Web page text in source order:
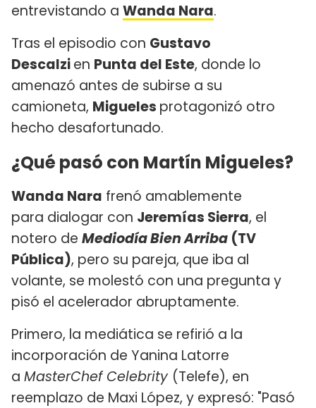
entrevistando a Wanda Nara.
Tras el episodio con Gustavo
Descalzien Punta del Este, donde lo
amenazó antes de subirse a su
camioneta, Migueles protagonizó otro
hecho desafortunado.
¿Qué pasó con Martín Migueles?
Wanda Nara frenó amablemente
para dialogar con Jeremías Sierra, el
notero de Mediodía Bien Arriba (TV
Pública), pero su pareja, que iba al
volante, se molestó con una pregunta y
pisó el acelerador abruptamente.
Primero, la mediática se refirió a la
incorporación de Yanina Latorre
a MasterChef Celebrity (Telefe), en
reemplazo de Maxi López, y expresó: "Pasó